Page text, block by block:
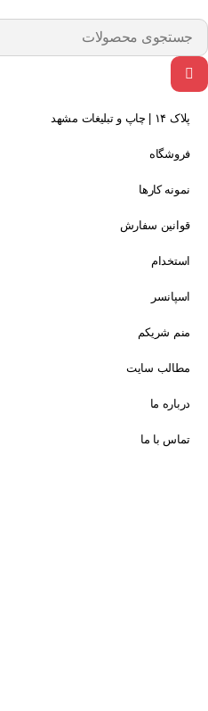
پلاک ۱۴ | چاپ و تبلیغات مشهد
فروشگاه
نمونه کارها
قوانین سفارش
استخدام
اسپانسر
منم شریکم
مطالب سایت
درباره ما
تماس با ما